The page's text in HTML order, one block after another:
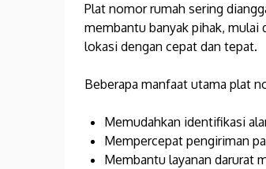
Plat nomor rumah sering
membantu banyak pihak, mulai
lokasi dengan cepat dan tepat.
Beberapa manfaat utama plat
Memudahkan identifikasi
Mempercepat pengiriman
Membantu layanan darurat